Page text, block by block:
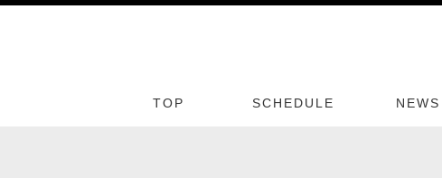
TOP SCHEDULE NEWS